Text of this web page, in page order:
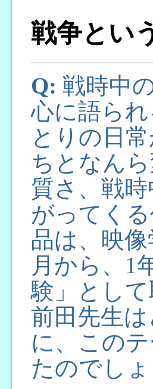
戦争とい
Q: 戦時中
心に語ら
とりの日
ちとなん
質さ、戦
がってく
品は、映
月から、1
験」とし
前田先生
に、この
たのでしょ